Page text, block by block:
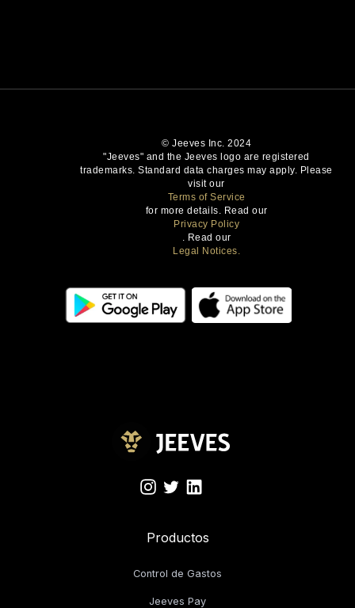
© Jeeves Inc. 2024
"Jeeves" and the Jeeves logo are registered
trademarks. Standard data charges may apply. Please
visit our
Terms of Service
for more details. Read our
Privacy Policy
. Read our
Legal Notices.
Productos
Control de Gastos
Jeeves Pay